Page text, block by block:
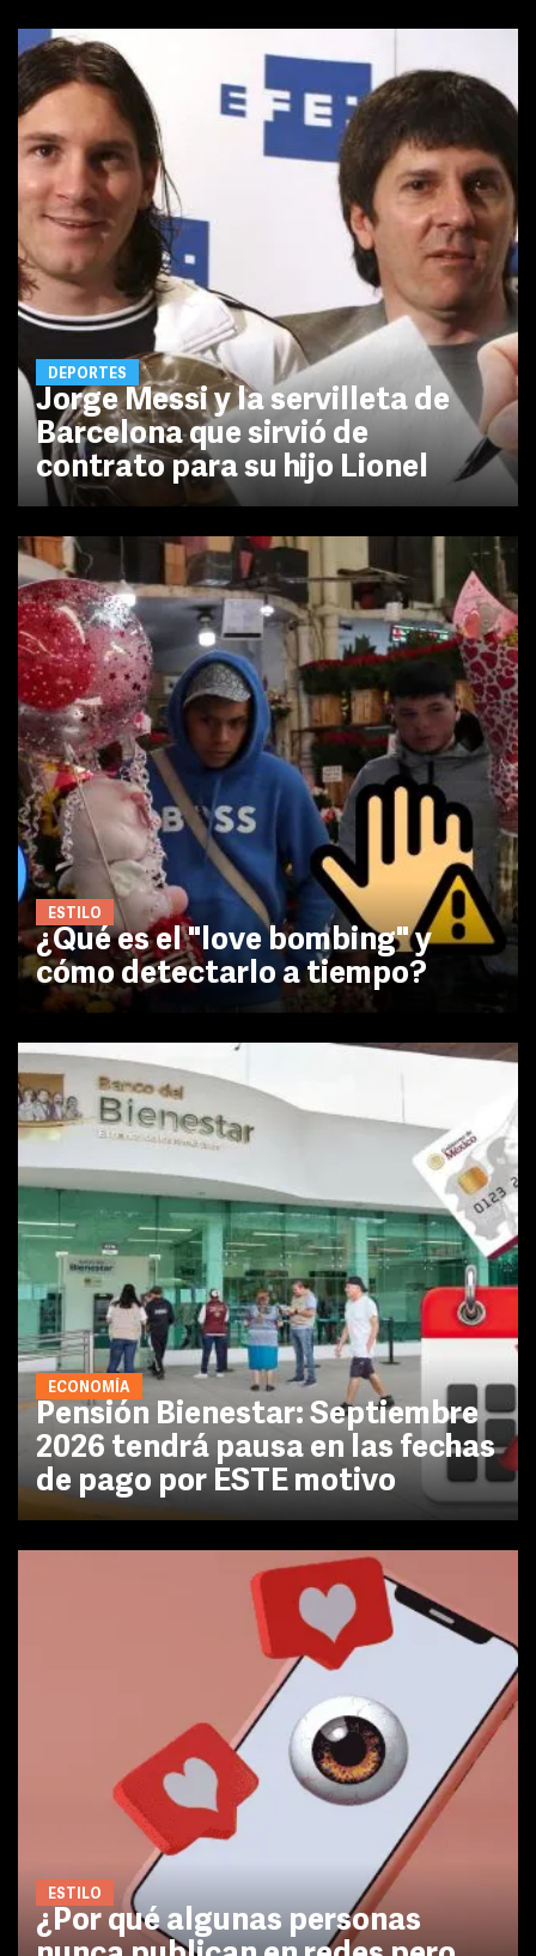
DEPORTES
Jorge Messi y la servilleta de
Barcelona que sirvió de
contrato para su hijo Lionel
ESTILO
¿Qué es el "love bombing" y
cómo detectarlo a tiempo?
ECONOMÍA
Pensión Bienestar: Septiembre
2026 tendrá pausa en las fechas
de pago por ESTE motivo
ESTILO
¿Por qué algunas personas